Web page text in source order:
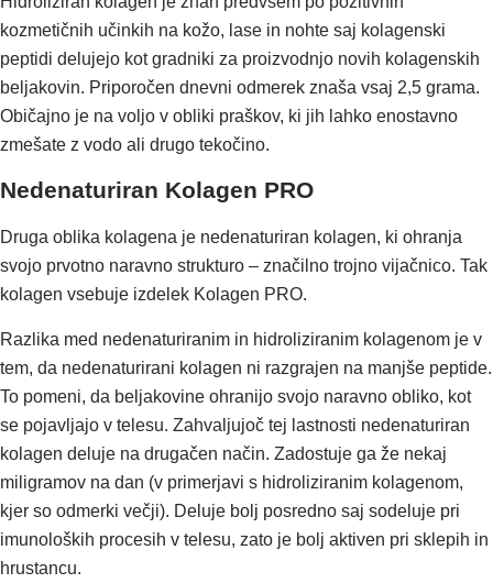
kozmetičnih učinkih na kožo, lase in nohte saj kolagenski
peptidi delujejo kot gradniki za proizvodnjo novih kolagenskih
beljakovin. Priporočen dnevni odmerek znaša vsaj 2,5 grama.
Običajno je na voljo v obliki praškov, ki jih lahko enostavno
zmešate z vodo ali drugo tekočino.
Nedenaturiran Kolagen PRO
Druga oblika kolagena je nedenaturiran kolagen, ki ohranja
svojo prvotno naravno strukturo – značilno trojno vijačnico. Tak
kolagen vsebuje izdelek Kolagen PRO.
Razlika med nedenaturiranim in hidroliziranim kolagenom je v
tem, da nedenaturirani kolagen ni razgrajen na manjše peptide.
To pomeni, da beljakovine ohranijo svojo naravno obliko, kot
se pojavljajo v telesu. Zahvaljujoč tej lastnosti nedenaturiran
kolagen deluje na drugačen način. Zadostuje ga že nekaj
miligramov na dan (v primerjavi s hidroliziranim kolagenom,
kjer so odmerki večji). Deluje bolj posredno saj sodeluje pri
imunoloških procesih v telesu, zato je bolj aktiven pri sklepih in
hrustancu.